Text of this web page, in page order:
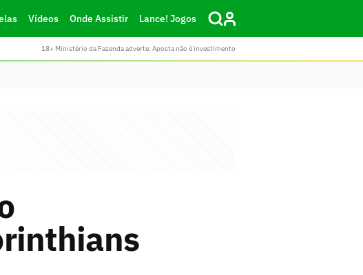
Vídeos Onde Assistir Lance! Jogos
18+ Ministério da Fazenda adverte: Aposta não é investimento